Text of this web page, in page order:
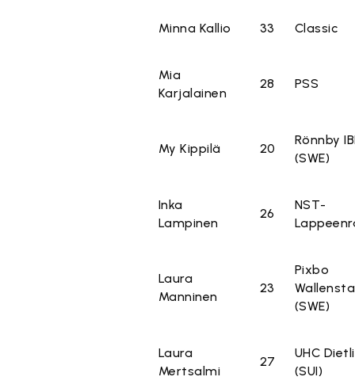
Minna Kallio 33 Classic
Mia
Karjalainen
28 PSS
My Kippilä 20
Rönnby
(SWE)
Inka
Lampinen
26
NST-
Laura
Manninen
23
Pixbo
(SWE)
Laura
Mertsalmi
27
UHC
(SUI)